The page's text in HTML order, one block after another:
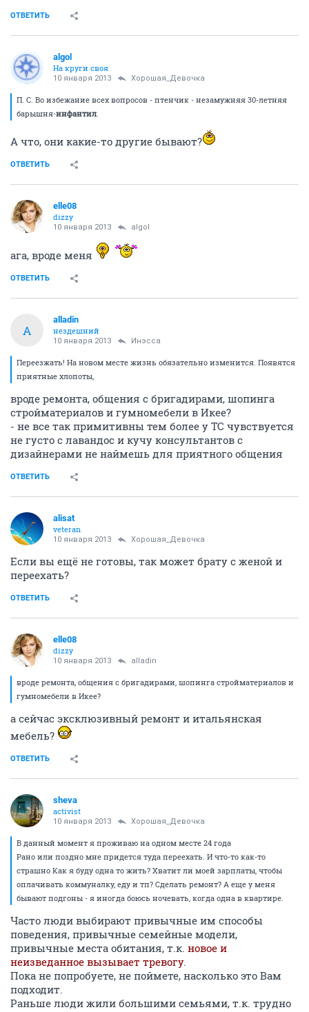
ОТВЕТИТЬ
algol
На круги своя
10 января 2013 Хорошая_Девочка
П. С. Во избежание всех вопросов - птенчик - незамужняя 30-летняя
барышня-инфантил.
А что, они какие-то другие бывают?
ОТВЕТИТЬ
elle08
dizzy
10 января 2013 algol
ага, вроде меня
ОТВЕТИТЬ
A
alladin
нездешний
10 января 2013 Инэсса
Переезжать! На новом месте жизнь обязательно изменится. Появятся
приятные хлопоты,
вроде ремонта, общения с бригадирами, шопинга
стройматериалов и гумномебели в Икее?
- не все так примитивны тем более у ТС чувствуется
не густо с лавандос и кучу консультантов с
дизайнерами не наймешь для приятного общения
ОТВЕТИТЬ
alisat
veteran
10 января 2013 Хорошая_Девочка
Если вы ещё не готовы, так может брату с женой и
переехать?
ОТВЕТИТЬ
elle08
dizzy
10 января 2013 alladin
вроде ремонта, общения с бригадирами, шопинга стройматериалов и
гумномебели в Икее?
а сейчас эксклюзивный ремонт и итальянская
мебель?
ОТВЕТИТЬ
sheva
activist
10 января 2013 Хорошая_Девочка
В данный момент я проживаю на одном месте 24 года
Рано или поздно мне придется туда переехать. И что-то как-то
страшно Как я буду одна то жить? Хватит ли моей зарплаты, чтобы
оплачивать коммуналку, еду и тп? Сделать ремонт? А еще у меня
бывают подгоны - я иногда боюсь ночевать, когда одна в квартире.
Часто люди выбирают привычные им способы
поведения, привычные семейные модели,
привычные места обитания, т.к. новое и
неизведанное вызывает тревогу.
Пока не попробуете, не поймете, насколько это Вам
подходит.
Раньше люди жили большими семьями, т.к. трудно